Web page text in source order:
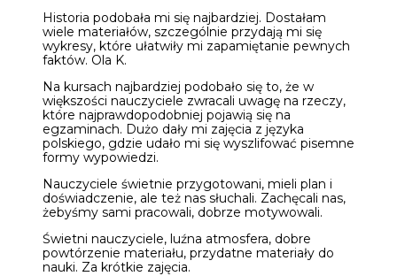
Historia podobała mi się najbardziej. Dostałam
wiele materiałów, szczególnie przydają mi się
wykresy, które ułatwiły mi zapamiętanie pewnych
faktów. Ola K.
Na kursach najbardziej podobało się to, że w
większości nauczyciele zwracali uwagę na rzeczy,
które najprawdopodobniej pojawią się na
egzaminach. Dużo dały mi zajęcia z języka
polskiego, gdzie udało mi się wyszlifować pisemne
formy wypowiedzi.
Nauczyciele świetnie przygotowani, mieli plan i
doświadczenie, ale też nas słuchali. Zachęcali nas,
żebyśmy sami pracowali, dobrze motywowali.
Świetni nauczyciele, luźna atmosfera, dobre
powtórzenie materiału, przydatne materiały do
nauki. Za krótkie zajęcia.